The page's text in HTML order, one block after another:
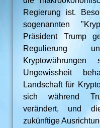
Regierung ist.
sogenannten
Präsident Trump
Regulierung
Ungewissheit
Landschaft für
sich während
verändert, und
zukünftige